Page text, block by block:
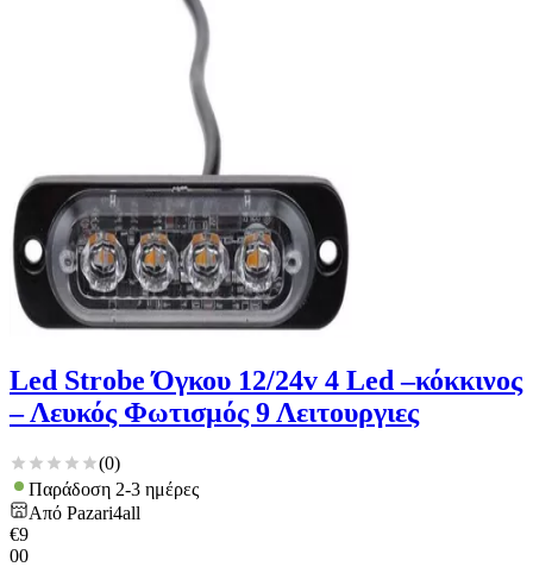
Led Strobe Όγκου 12/24v 4 Led –κόκκινος
– Λευκός Φωτισμός 9 Λειτουργιες
(0)
Παράδοση 2-3 ημέρες
Από Pazari4all
€9
00